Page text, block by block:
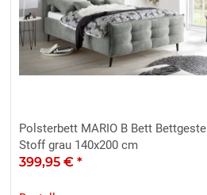
Polsterbett MARIO B Bett Bettgestell
Stoff grau 140x200 cm
399,95 € *